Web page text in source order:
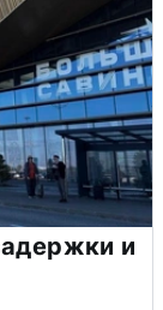
и